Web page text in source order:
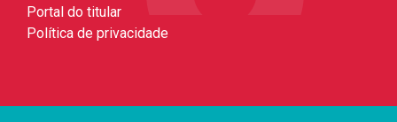
Portal do titular
Política de privacidade